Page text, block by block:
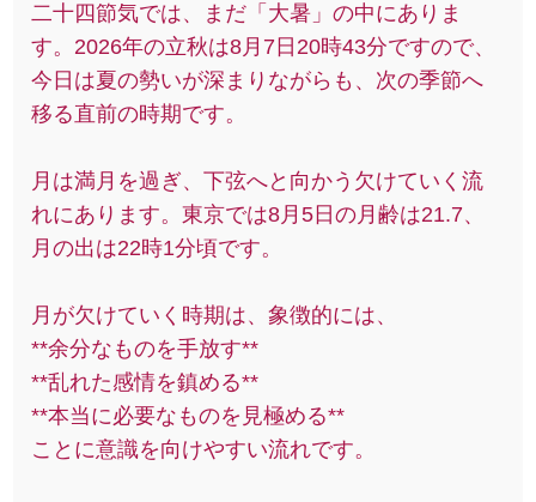
二十四節気では、まだ「大暑」の中にありま
す。2026年の立秋は8月7日20時43分ですので、
今日は夏の勢いが深まりながらも、次の季節へ
移る直前の時期です。
月は満月を過ぎ、下弦へと向かう欠けていく流
れにあります。東京では8月5日の月齢は21.7、
月の出は22時1分頃です。
月が欠けていく時期は、象徴的には、
**余分なものを手放す**
**乱れた感情を鎮める**
**本当に必要なものを見極める**
ことに意識を向けやすい流れです。